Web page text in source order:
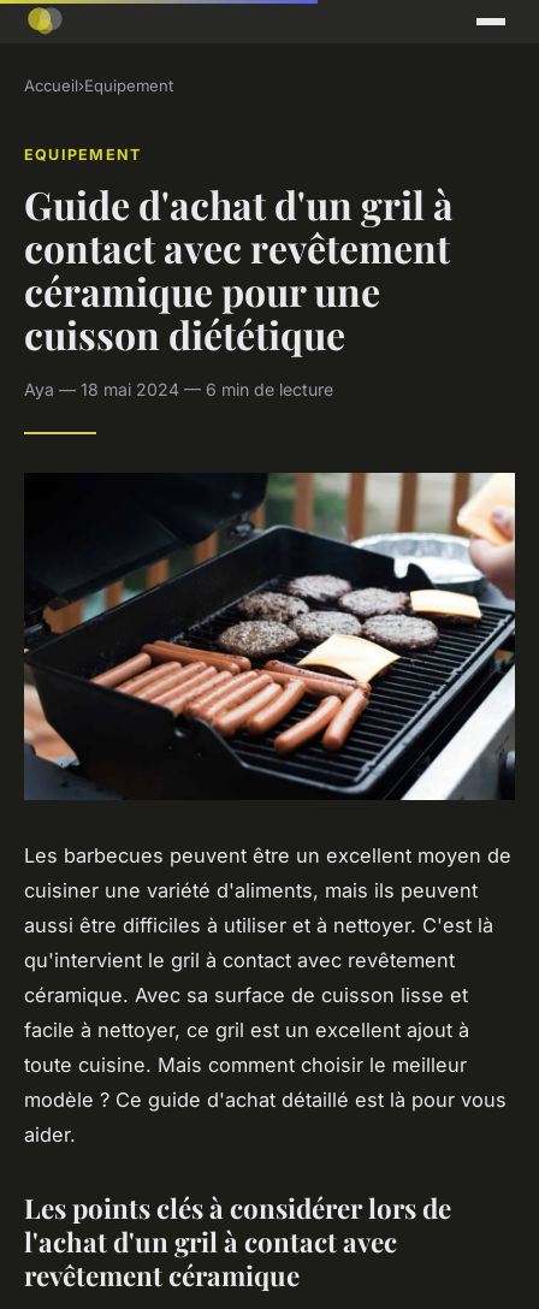
Accueil›Equipement
EQUIPEMENT
Guide d'achat d'un gril à
contact avec revêtement
céramique pour une
cuisson diététique
Aya — 18 mai 2024 — 6 min de lecture
Les barbecues peuvent être un excellent moyen de
cuisiner une variété d'aliments, mais ils peuvent
aussi être difficiles à utiliser et à nettoyer. C'est là
qu'intervient le gril à contact avec revêtement
céramique. Avec sa surface de cuisson lisse et
facile à nettoyer, ce gril est un excellent ajout à
toute cuisine. Mais comment choisir le meilleur
modèle ? Ce guide d'achat détaillé est là pour vous
aider.
Les points clés à considérer lors de
l'achat d'un gril à contact avec
revêtement céramique